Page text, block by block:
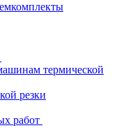
термической
резки
работ